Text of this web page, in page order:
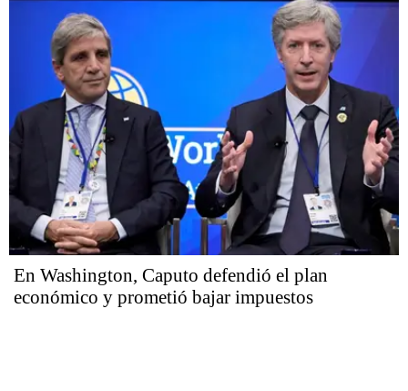
En Washington, Caputo defendió el plan
económico y prometió bajar impuestos